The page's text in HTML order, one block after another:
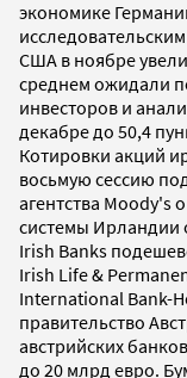
экономике
США в ноябре
среднем ожидали
инвесторов и
декабре до 50,4
Котировки акций
восьмую сессию
агентства Moody's
системы Ирландии
Irish Banks
Irish Life &
International Bank-
правительство
австрийских
до 20 млрд евро.